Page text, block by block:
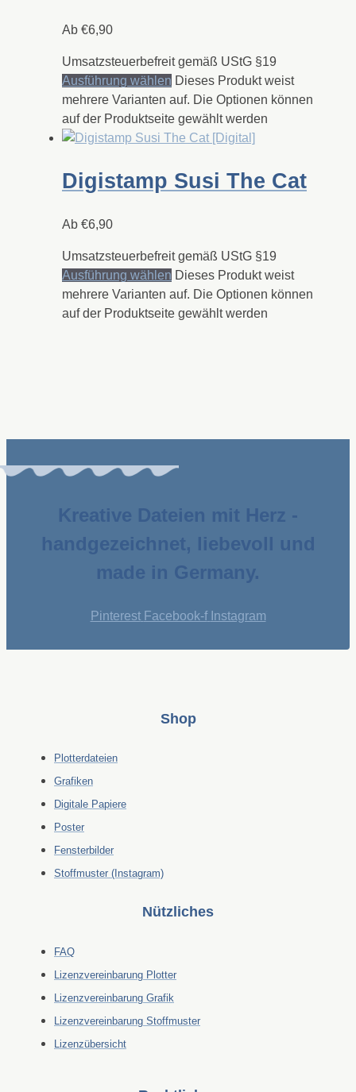
Ab €6,90
Umsatzsteuerbefreit gemäß UStG §19
Ausführung wählen Dieses Produkt weist
mehrere Varianten auf. Die Optionen können
auf der Produktseite gewählt werden
Digistamp Susi The Cat
Ab €6,90
Umsatzsteuerbefreit gemäß UStG §19
Ausführung wählen Dieses Produkt weist
mehrere Varianten auf. Die Optionen können
auf der Produktseite gewählt werden
Kreative Dateien mit Herz -
handgezeichnet, liebevoll und
made in Germany.
Pinterest Facebook-f Instagram
Shop
Plotterdateien
Grafiken
Digitale Papiere
Poster
Fensterbilder
Stoffmuster (Instagram)
Nützliches
FAQ
Lizenzvereinbarung Plotter
Lizenzvereinbarung Grafik
Lizenzvereinbarung Stoffmuster
Lizenzübersicht